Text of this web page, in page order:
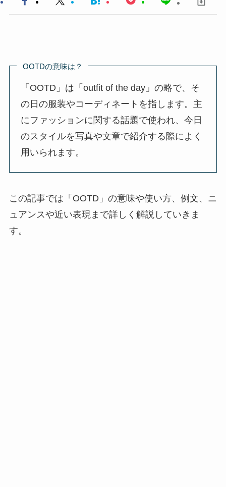
OOTDの意味は？
「OOTD」は「outfit of the day」の略で、そ
の日の服装やコーディネートを指します。主
にファッションに関する話題で使われ、今日
のスタイルを写真や文章で紹介する際によく
用いられます。
この記事では「OOTD」の意味や使い方、例文、ニ
ュアンスや近い表現まで詳しく解説していきま
す。